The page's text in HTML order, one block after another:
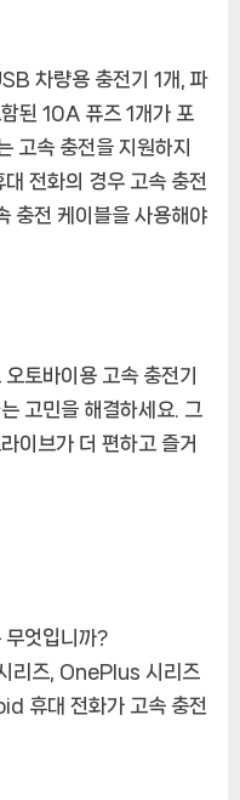
차량용 충전기 1개, 파
된 10A 퓨즈 1개가 포
고속 충전을 지원하지
전화의 경우 고속 충전
충전 케이블을 사용해야
토바이용 고속 충전기
고민을 해결하세요. 그
이브가 더 편하고 즐거
무엇입니까?
리즈, OnePlus 시리즈
휴대 전화가 고속 충전